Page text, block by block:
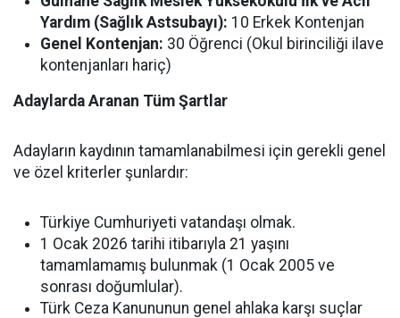
Yardım (Sağlık Astsubayı): 10 Erkek Kontenjan
Genel Kontenjan: 30 Öğrenci (Okul birinciliği ilave
kontenjanları hariç)
Adaylarda Aranan Tüm Şartlar
Adayların kaydının tamamlanabilmesi için gerekli genel
ve özel kriterler şunlardır:
Türkiye Cumhuriyeti vatandaşı olmak.
1 Ocak 2026 tarihi itibarıyla 21 yaşını
tamamlamamış bulunmak (1 Ocak 2005 ve
sonrası doğumlular).
Türk Ceza Kanununun genel ahlaka karşı suçlar